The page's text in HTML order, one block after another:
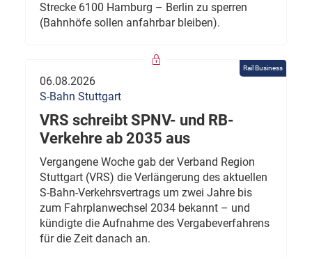
Strecke 6100 Hamburg – Berlin zu sperren
(Bahnhöfe sollen anfahrbar bleiben).
Rail Business
06.08.2026
S-Bahn Stuttgart
VRS schreibt SPNV- und RB-
Verkehre ab 2035 aus
Vergangene Woche gab der Verband Region
Stuttgart (VRS) die Verlängerung des aktuellen
S-Bahn-Verkehrsvertrags um zwei Jahre bis
zum Fahrplanwechsel 2034 bekannt – und
kündigte die Aufnahme des Vergabeverfahrens
für die Zeit danach an.